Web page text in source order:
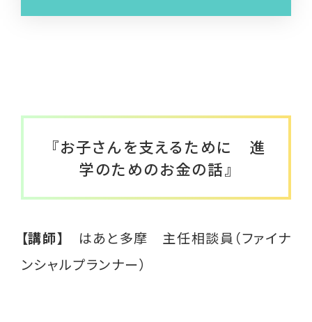
はあと通信
ひとり親インタビュー
就活用スーツレンタル
ひとり親家庭のためのポータルサイト(こども
家庭庁)
『お子さんを支えるために 進
学のためのお金の話』
【講師】
はあと多摩 主任相談員（ファイナ
ンシャルプランナー）